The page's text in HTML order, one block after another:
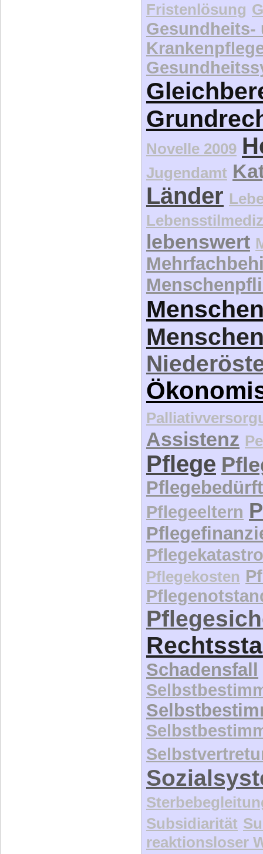
Fristenlösung
Gesundheits-
Novelle 2009
Jugendamt
Länder
lebenswert
Assistenz
Pflege
Pflegeeltern
Pflegekosten
Schadensfall
Subsidiarität
reaktionsloser